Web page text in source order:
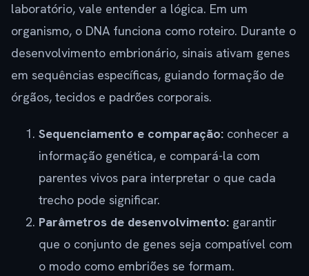
laboratório, vale entender a lógica. Em um
organismo, o DNA funciona como roteiro. Durante o
desenvolvimento embrionário, sinais ativam genes
em sequências específicas, guiando formação de
órgãos, tecidos e padrões corporais.
Sequenciamento e comparação: conhecer a
informação genética, e compará-la com
parentes vivos para interpretar o que cada
trecho pode significar.
Parâmetros de desenvolvimento: garantir
que o conjunto de genes seja compatível com
o modo como embriões se formam.